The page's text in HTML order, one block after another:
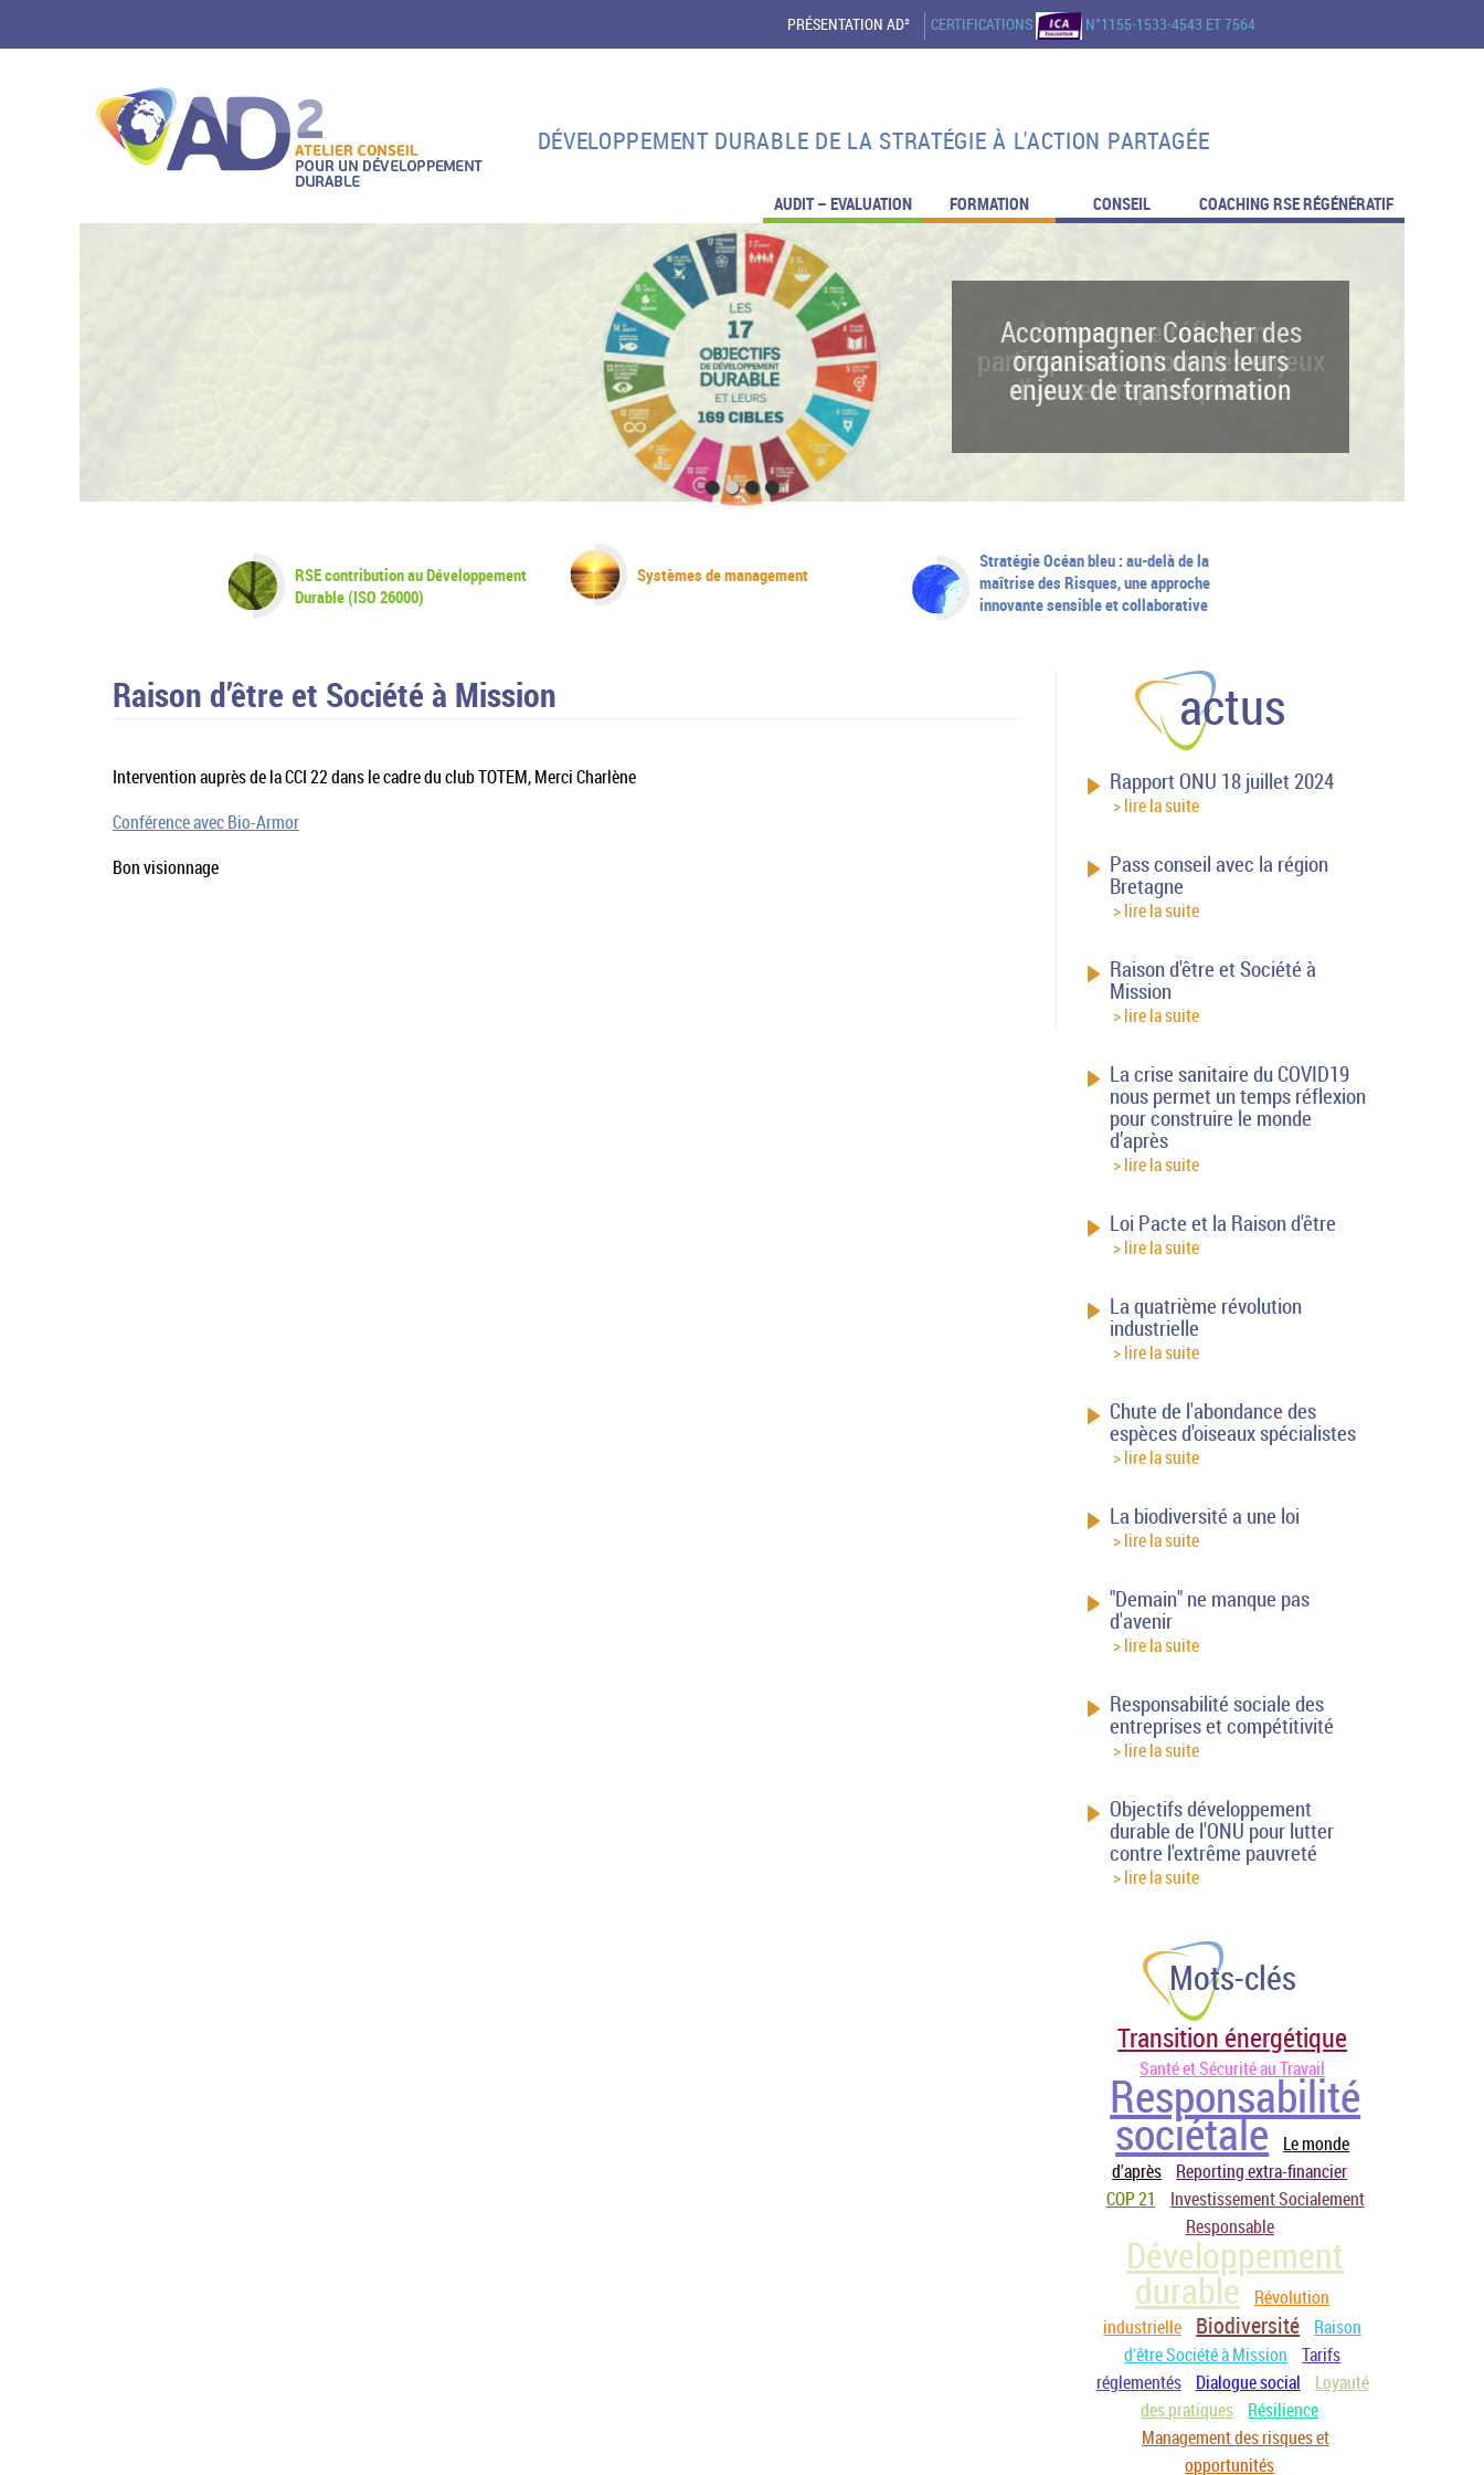
PRÉSENTATION AD² CERTIFICATIONS N°1155-1533-4543 ET 7564
DÉVELOPPEMENT DURABLE DE LA STRATÉGIE À L'ACTION PARTAGÉE
AUDIT – EVALUATION FORMATION CONSEIL COACHING RSE RÉGÉNÉRATIF
Accompagner Coacher des
organisations dans leurs
enjeux de transformation
RSE contribution au Développement
Durable (ISO 26000)
Systèmes de management
Stratégie Océan bleu : au-delà de la
maîtrise des Risques, une approche
innovante sensible et collaborative
Raison d’être et Société à Mission
Intervention auprès de la CCI 22 dans le cadre du club TOTEM, Merci Charlène
Conférence avec Bio-Armor
Bon visionnage
actus
Rapport ONU 18 juillet 2024
> lire la suite
Pass conseil avec la région
Bretagne
> lire la suite
Raison d'être et Société à
Mission
> lire la suite
La crise sanitaire du COVID19
nous permet un temps réflexion
pour construire le monde
d’après
> lire la suite
Loi Pacte et la Raison d'être
> lire la suite
La quatrième révolution
industrielle
> lire la suite
Chute de l'abondance des
espèces d'oiseaux spécialistes
> lire la suite
La biodiversité a une loi
> lire la suite
"Demain" ne manque pas
d'avenir
> lire la suite
Responsabilité sociale des
entreprises et compétitivité
> lire la suite
Objectifs développement
durable de l'ONU pour lutter
contre l'extrême pauvreté
> lire la suite
Mots-clés
Transition énergétique
Santé et Sécurité au Travail
Responsabilité
sociétale
Le monde
d'après
Reporting extra-financier
COP 21
Investissement Socialement
Responsable
Développement
durable
Révolution
industrielle
Biodiversité
Raison
d'être Société à Mission
Tarifs
réglementés
Dialogue social
Loyauté
des pratiques
Résilience
Management des risques et
opportunités